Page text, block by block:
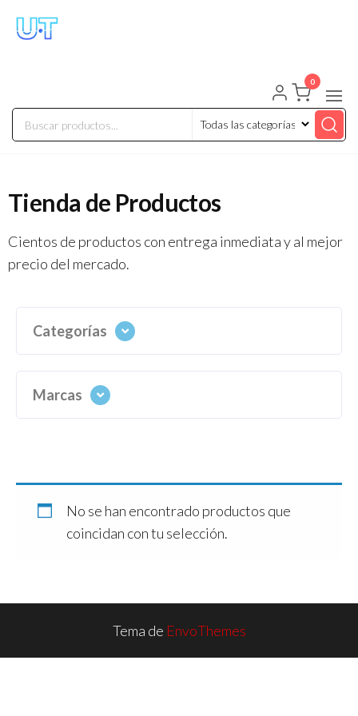
0
Tienda de Productos
Cientos de productos con entrega inmediata y al mejor
precio del mercado.
Categorías
Marcas
No se han encontrado productos que
coincidan con tu selección.
Tema de EnvoThemes